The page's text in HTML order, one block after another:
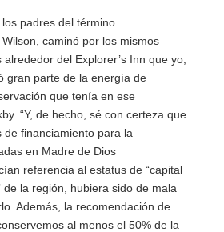
padres del término
Wilson, caminó por los mismos
del Explorer’s Inn que yo,
gran parte de la energía de
que tenía en ese
“Y, de hecho, sé con certeza que
de financiamiento para la
en Madre de Dios
referencia al estatus de “capital
de la región, hubiera sido de mala
Además, la recomendación de
al menos el 50% de la